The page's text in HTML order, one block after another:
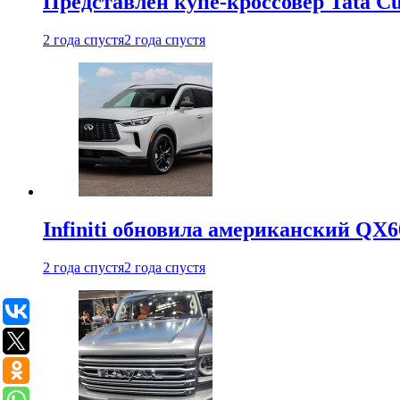
2 года спустя2 года спустя
Infiniti обновила американский
2 года спустя2 года спустя